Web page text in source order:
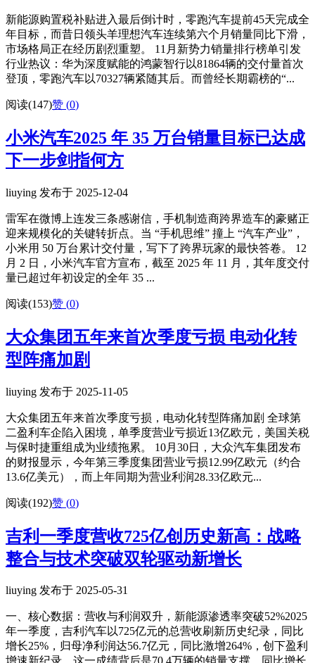
新能源购置税补贴进入最后倒计时，零跑汽车提前45天完成全
年目标，而昔日领头羊理想汽车连续第六个月销量同比下滑，
市场格局正在经历剧烈重塑。 11月新势力销量排行榜单引发
行业热议：华为深度赋能的鸿蒙智行以81864辆的交付量首次
登顶，零跑汽车以70327辆紧随其后。而曾经长期霸榜的“...
阅读(147)赞 (0)
小米汽车2025 年 35 万台销量目标已达成
下一步剑指何方
liuying 发布于 2025-12-04
雷军在微博上连发三条感谢信，手机制造商跨界造车的豪赌正
迎来规模化的关键转折点。当 “手机思维” 撞上 “汽车产业”，
小米用 50 万台累计交付量，写下了跨界玩家的最快答卷。 12
月 2 日，小米汽车官方宣布，截至 2025 年 11 月，其年度交付
量已超过年初设定的全年 35 ...
阅读(153)赞 (0)
大众集团五年来首次季度亏损 电动化转
型阵痛加剧
liuying 发布于 2025-11-05
大众集团五年来首次季度亏损，电动化转型阵痛加剧 全球第
二盈利车企陷入困境，单季度营业亏损近13亿欧元，美国关税
与保时捷重组成为业绩拖累。 10月30日，大众汽车集团发布
的财报显示，今年第三季度集团营业亏损12.99亿欧元（约合
13.6亿美元），而上年同期为营业利润28.33亿欧元...
阅读(192)赞 (0)
吉利一季度营收725亿创历史新高：战略
整合与技术突破双轮驱动新增长
liuying 发布于 2025-05-31
一、核心数据：营收与利润双升，新能源渗透率突破52%2025
年一季度，吉利汽车以725亿元的总营收刷新历史纪录，同比
增长25%，归母净利润达56.7亿元，同比激增264%，创下盈利